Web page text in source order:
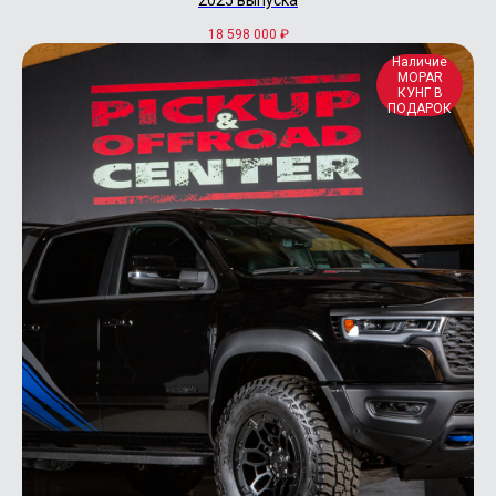
18 598 000 ₽
Наличие
MOPAR
КУНГ В
ПОДАРОК